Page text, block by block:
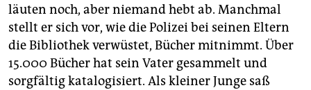
läuten noch, aber niemand hebt ab. Manchmal
stellt er sich vor, wie die Polizei bei seinen Eltern
die Bibliothek verwüstet, Bücher mitnimmt. Über
15.000 Bücher hat sein Vater gesammelt und
sorgfältig katalogisiert. Als kleiner Junge saß